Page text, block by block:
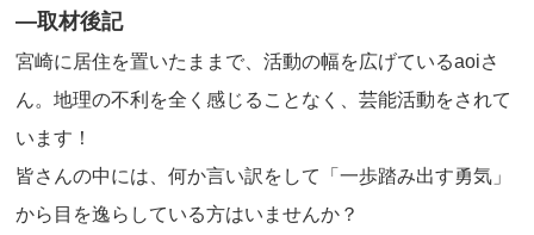
―取材後記
宮崎に居住を置いたままで、活動の幅を広げているaoiさ
ん。地理の不利を全く感じることなく、芸能活動をされて
います！
皆さんの中には、何か言い訳をして「一歩踏み出す勇気」
から目を逸らしている方はいませんか？